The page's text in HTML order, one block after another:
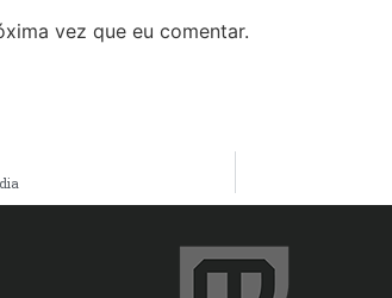
vez que eu comentar.